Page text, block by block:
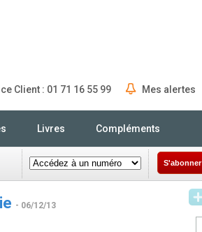
Client : 01 71 16 55 99 Mes alertes
Livres Compléments
S'abonner
- 06/12/13